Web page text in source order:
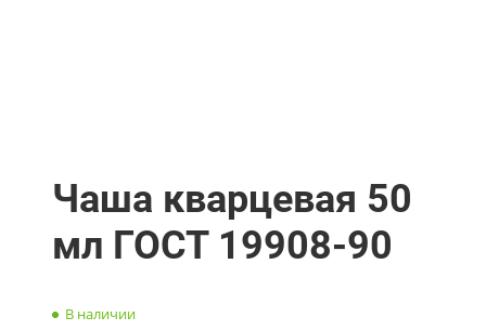
Чаша кварцевая 50
мл ГОСТ 19908-90
В наличии